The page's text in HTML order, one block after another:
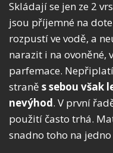
Skládají se jen ze 2
jsou příjemné na
rozpustí ve vodě, a
narazit i na ovoněné,
parfemace.
straně s sebou však
nevýhod. V první
použití často trhá.
snadno toho na